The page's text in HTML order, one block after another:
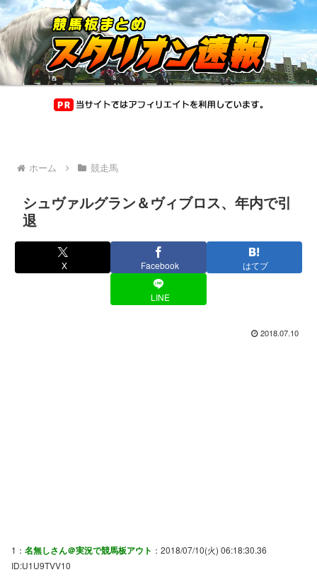
ホーム 競走馬
シュヴァルグラン＆ヴィブロス、年内で引
退
X Facebook はてブ
LINE
2018.07.10
1： 名無しさん＠実況で競馬板アウト ：2018/07/10(火) 06:18:30.36
ID:U1U9TVV10